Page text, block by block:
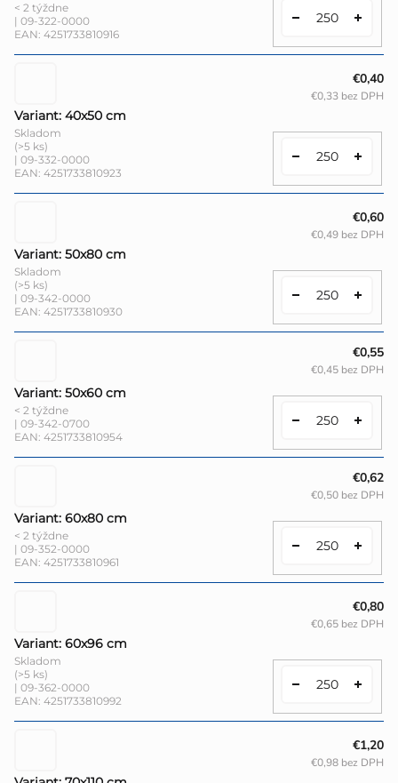
< 2 týždne
| 09-322-0000
EAN: 4251733810916
Variant: 40x50 cm
Skladom
(>5 ks)
| 09-332-0000
EAN: 4251733810923
€0,40
€0,33 bez DPH
Variant: 50x80 cm
Skladom
(>5 ks)
| 09-342-0000
EAN: 4251733810930
€0,60
€0,49 bez DPH
Variant: 50x60 cm
< 2 týždne
| 09-342-0700
EAN: 4251733810954
€0,55
€0,45 bez DPH
Variant: 60x80 cm
< 2 týždne
| 09-352-0000
EAN: 4251733810961
€0,62
€0,50 bez DPH
Variant: 60x96 cm
Skladom
(>5 ks)
| 09-362-0000
EAN: 4251733810992
€0,80
€0,65 bez DPH
€1,20
€0,98 bez DPH